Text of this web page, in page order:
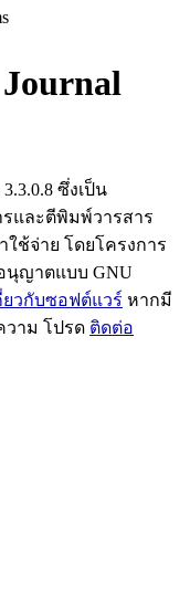
ซึ่งเป็น
และตีพิมพ์วารสาร
ช้จ่าย โดยโครงการ
อนุญาตแบบ GNU
ยวกับซอฟต์แวร์ หากมี
วาม โปรด ติดต่อ